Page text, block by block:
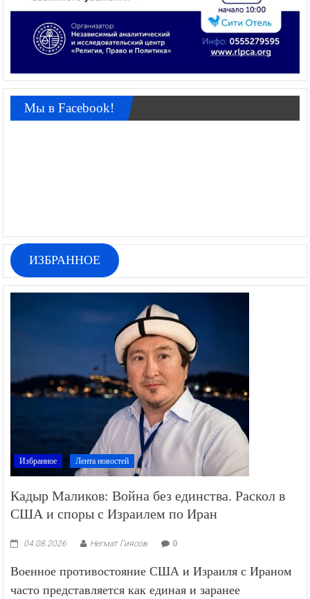
Мы в Facebook!
ИЗБРАННОЕ
Избранное Лента новостей
Кадыр Маликов: Война без единства. Раскол в
США и споры с Израилем по Иран
04.08.2026 Негмат Гиясов 0
Военное противостояние США и Израиля с Ираном
часто представляется как единая и заранее